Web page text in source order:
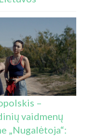
–
vaidmenų
„Nugalėtoja“: